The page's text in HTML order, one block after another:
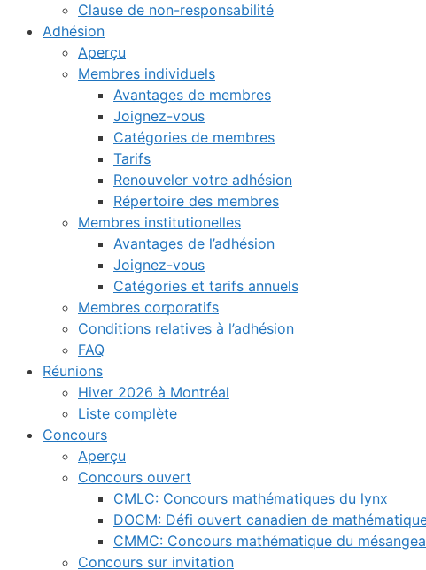
Clause de non-responsabilité
Adhésion
Aperçu
Membres individuels
Avantages de membres
Joignez-vous
Catégories de membres
Tarifs
Renouveler votre adhésion
Répertoire des membres
Membres institutionelles
Avantages de l’adhésion
Joignez-vous
Catégories et tarifs annuels
Membres corporatifs
Conditions relatives à l’adhésion
FAQ
Réunions
Hiver 2026 à Montréal
Liste complète
Concours
Aperçu
Concours ouvert
CMLC: Concours mathématiques du lynx
DOCM: Défi ouvert canadien de
CMMC: Concours mathématique du
Concours sur invitation